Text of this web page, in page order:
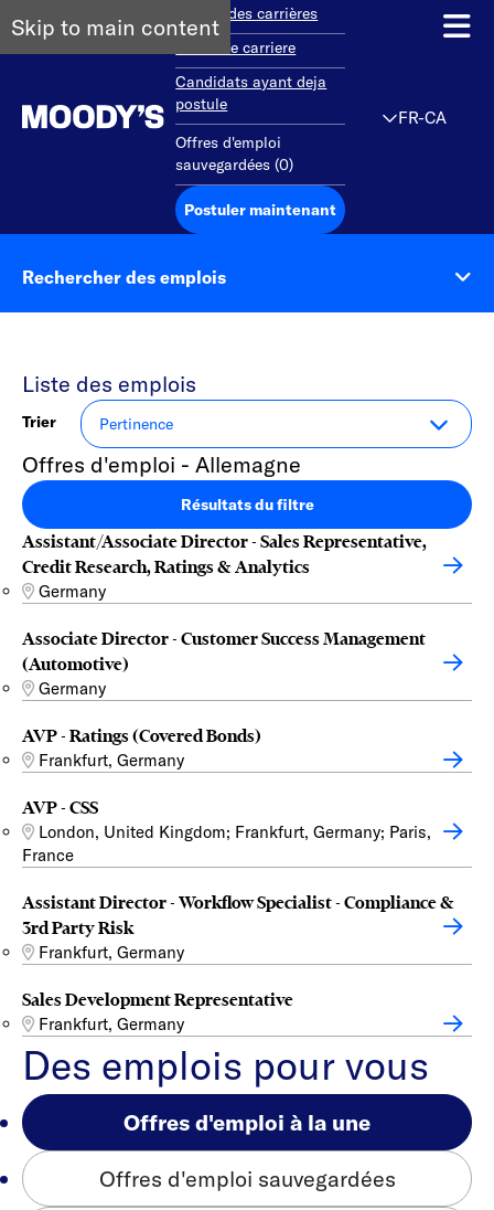
Skip to main contentAperçu des carrières
Debut de carriere
Candidats ayant deja
postule
Offres d'emploi
sauvegardées (0)
Postuler maintenant
FR-CA
Rechercher des emplois
Liste des emplois
Trier
Offres d'emploi - Allemagne
Résultats du filtre
Assistant/Associate Director - Sales Representative,
Credit Research, Ratings & Analytics
Germany
Associate Director - Customer Success Management
(Automotive)
Germany
AVP - Ratings (Covered Bonds)
Frankfurt, Germany
AVP - CSS
London, United Kingdom; Frankfurt, Germany; Paris,
France
Assistant Director - Workflow Specialist - Compliance &
3rd Party Risk
Frankfurt, Germany
Sales Development Representative
Frankfurt, Germany
Des emplois pour vous
Offres d'emploi à la une
Offres d'emploi sauvegardées